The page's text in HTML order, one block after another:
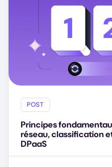
POST
Principes
réseau, classification
DPaaS